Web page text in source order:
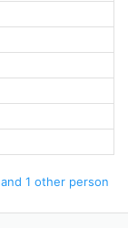
and 1 other person